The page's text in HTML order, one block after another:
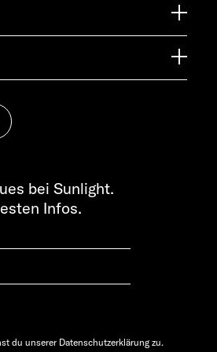
13:00 – 16:00 UHR
bei Sunlight.
Infos.
du unserer Datenschutzerklärung zu.